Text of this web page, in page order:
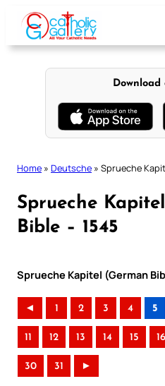
content
Home » Deutsche » Sprueche
Sprueche
Bible – 1545
Sprueche Kapitel (German
◄ 1 2 3 4 5
11 12 13 14 15 16
30 31 ►